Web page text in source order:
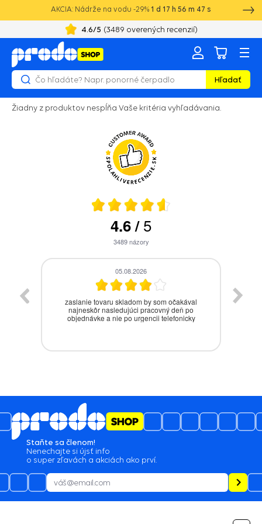
AKCIA: Nádrže na vodu -29% 1 d 17 h 56 m 47 s
4.6/5 (3489 overených recenzií)
Hľadať
Žiadny z produktov nespĺňa Vaše kritéria vyhľadávania.
4.6/5
3489názory
05.08.2026
zaslanie tovaru skladom by som očakával
najneskôr nasledujúci pracovný deň po
objednávke a nie po urgencii telefonicky
Staňte sa členom!
Nenechajte si újsť info
o super zľavách a akciách ako prví.